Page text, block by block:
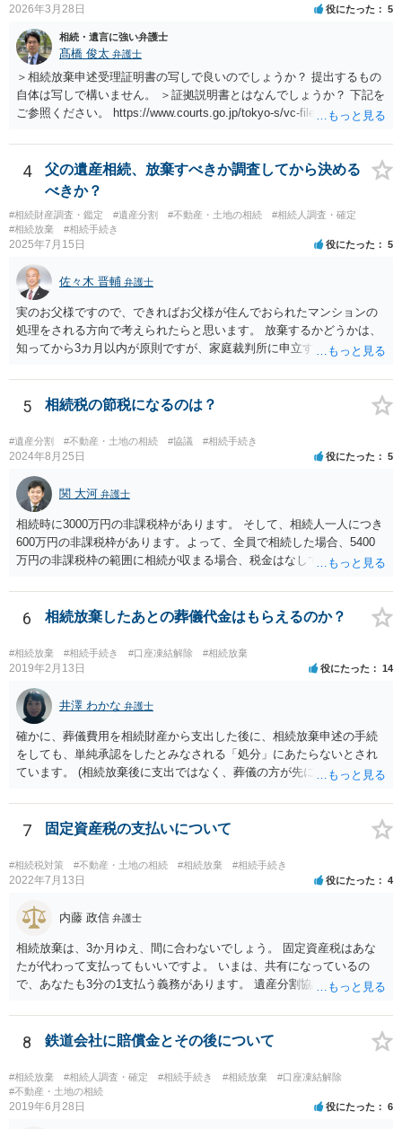
2026年3月28日 役にたった 5
相続・遺言に強い弁護士
髙橋 俊太 弁護士
＞相続放棄申述受理証明書の写しで良いのでしょうか？ 提出するもの
自体は写しで構いません。 ＞証拠説明書とはなんでしょうか？ 下記を
ご参照ください。 https://www.courts.go.jp/tokyo-s/vc-files/tokyo-s/file/
4
父の遺産相続、放棄すべきか調査してから決める
べきか？
#相続財産調査・鑑定 #遺産分割 #不動産・土地の相続
#相続人調査・確定
#相続放棄
#相続手続き
2025年7月15日 役にたった 5
佐々木 晋輔 弁護士
実のお父様ですので、できればお父様が住んでおられたマンションの
処理をされる方向で考えられたらと思います。 放棄するかどうかは、
知ってから3カ月以内が原則ですが、家庭裁判所に申立すれば3カ月の
放棄するかどうか決めることができます。 銀行やサラ金が数年も放置
することはありませんので、数年後に借金が発見される可能性はほぼ
ありません。 なお、私が扱った相続放棄を検討していた案件で、期間
伸長して調査したところ、サラ金に対する過払金など相当な財産が見
つかったため相続したという事例がありました。
5 相続税の節税になるのは？
#遺産分割 #不動産・土地の相続 #協議 #相続手続き
2024年8月25日 役にたった 5
関 大河 弁護士
相続時に3000万円の非課税枠があります。 そして、相続人一人につき
600万円の非課税枠があります。よって、全員で相続した場合、5400
万円の非課税枠の範囲に相続が収まる場合、税金はなしです。 一人が
範囲となります。 一般的には、全員で相続する方が税金はお得です。
また、全員で相続しても、話し合いの結果、親がすべて相続と決める
こともできます。この場合でも相続の非課税枠は、全員で相続した540
0万円分使えます。 父が亡くなり、母が全部相続すると、母から三人
で相続する際は、4800万円が非課税枠となります。 そうすると、母が
亡くなってから相続すると、両親のどちらかが亡くなってから相続す
るより非課税の枠が減少します。 計画的に相続をするのがおすすめと
いうことになります。これ以外にも気をつける点はあるかもしれませ
んので、一度相談して想定するのがおすすめと思います。
6 相続放棄したあとの葬儀代金はもらえるのか？
#相続放棄 #相続手続き #口座凍結解除 #相続放棄
2019年2月13日 役にたった 14
井澤 わかな 弁護士
確かに、葬儀費用を相続財産から支出した後に、相続放棄申述の手続
をしても、単純承認をしたとみなされる「処分」にあたらないとされ
ています。 (相続放棄後に支出ではなく、葬儀の方が先に来るのが通常
述の手続ということだと思いますが) ただ、葬儀費用ならいくらでもよ
いということではなく、身分相応の、社会的儀式として当然認められ
る程度の金額に留まると考えた方がよいです。 もし、相続人の皆さん
に葬儀費用を支出する経済力がなく、質素な葬儀を行った費用であれ
ば相続財産から支出しても単純承認と認められない可能性が高いの
7 固定資産税の支払いについて
#相続税対策 #不動産・土地の相続 #相続放棄 #相続手続き
2022年7月13日 役にたった 4
内藤 政信 弁護士
相続放棄は、3か月ゆえ、間に合わないでしょう。 固定資産税はあな
たが代わって支払ってもいいですよ。 いまは、共有になっているの
で、あなたも3分の1支払う義務があります。 遺産分割協議をして、不
払い義務があります。
8 鉄道会社に賠償金とその後について
#相続放棄 #相続人調査・確定 #相続手続き #相続放棄
#口座凍結解除
#不動産・土地の相続
2019年6月28日 役にたった 6